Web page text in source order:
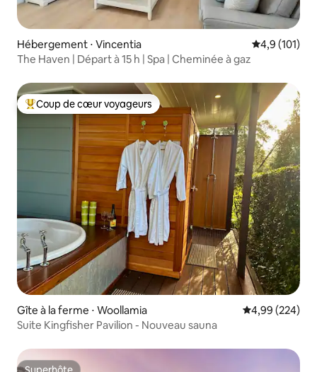
Hébergement ⋅ Vincentia Évaluation
4,9 (101)
The Haven | Départ à 15 h | Spa | Cheminée à gaz
Coups de cœur voyageurs les plus appréciés
Coup de cœur voyageurs
Gîte à la ferme ⋅ Woollamia Évaluation
4,99 (224)
Suite Kingfisher Pavilion - Nouveau sauna